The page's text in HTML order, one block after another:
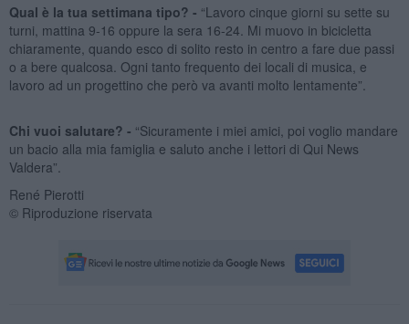
Qual è la tua settimana tipo? - “Lavoro cinque giorni su sette su
turni, mattina 9-16 oppure la sera 16-24. Mi muovo in bicicletta
chiaramente, quando esco di solito resto in centro a fare due passi
o a bere qualcosa. Ogni tanto frequento dei locali di musica, e
lavoro ad un progettino che però va avanti molto lentamente”.
Chi vuoi salutare? - “Sicuramente i miei amici, poi voglio mandare
un bacio alla mia famiglia e saluto anche i lettori di Qui News
Valdera”.
René Pierotti
© Riproduzione riservata